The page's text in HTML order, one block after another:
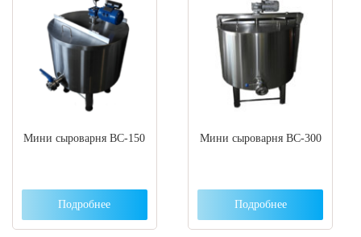
Мини сыроварня ВС-150
Подробнее
Мини сыроварня ВС-300
Подробнее